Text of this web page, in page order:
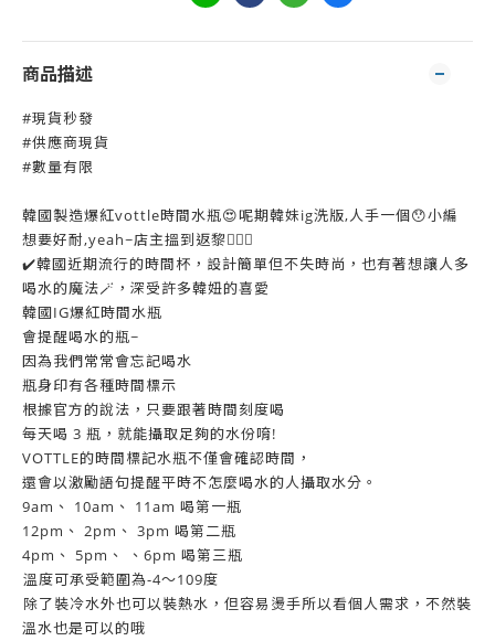
商品描述
#現貨秒發
#供應商現貨
#數量有限
韓國製造爆紅vottle時間水瓶😍呢期韓妹ig洗版,人手一個😯小編
想要好耐,yeah~店主搵到返黎🙆🏻‍♀️
✔️韓國近期流行的時間杯，設計簡單但不失時尚，也有著想讓人多
喝水的魔法🪄，深受許多韓妞的喜愛
韓國IG爆紅時間水瓶
會提醒喝水的瓶~
因為我們常常會忘記喝水
瓶身印有各種時間標示
根據官方的說法，只要跟著時間刻度喝
每天喝 3 瓶，就能攝取足夠的水份唷!
VOTTLE的時間標記水瓶不僅會確認時間，
還會以激勵語句提醒平時不怎麼喝水的人攝取水分。
9am、 10am、 11am 喝第一瓶
12pm、 2pm、 3pm 喝第二瓶
4pm、 5pm、 、6pm 喝第三瓶
️溫度可承受範圍為-4～109度
️除了裝冷水外也可以裝熱水，但容易燙手所以看個人需求，不然裝
溫水也是可以的哦